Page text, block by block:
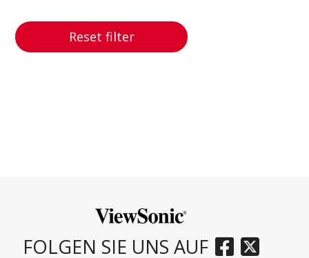
Reset filter
FOLGEN SIE UNS AUF